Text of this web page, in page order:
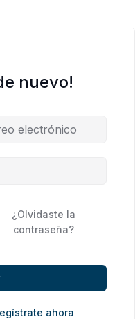
nuevo!
¿Olvidaste la
contraseña?
ahora